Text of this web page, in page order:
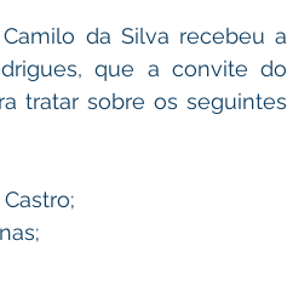
da Silva recebeu a
que a convite do
tratar sobre os seguintes